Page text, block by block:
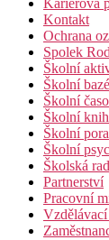
Kariérová
Kontakt
Ochrana
Spolek
Školní
Školní
Školní
Školní
Školní
Školní
Školská
Partnerství
Pracovní